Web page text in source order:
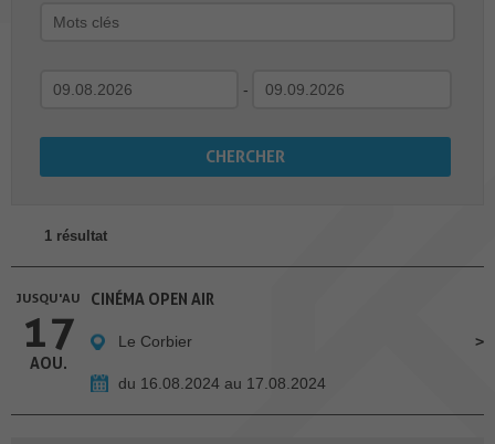
-
1 résultat
JUSQU'AU
17
AOU.
CINÉMA OPEN AIR
Le Corbier
du 16.08.2024 au 17.08.2024